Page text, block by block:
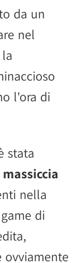
da un
nel
l'ora di
stata
nella
di
ovviamente